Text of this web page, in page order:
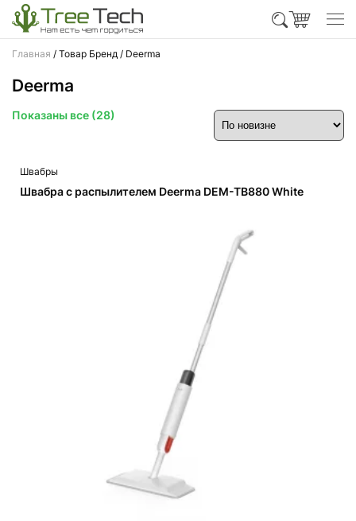
Главная / Товар Бренд / Deerma
Deerma
Показаны все (28)
Швабры
Швабра с распылителем Deerma DEM-TB880 White